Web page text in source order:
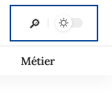
Métier